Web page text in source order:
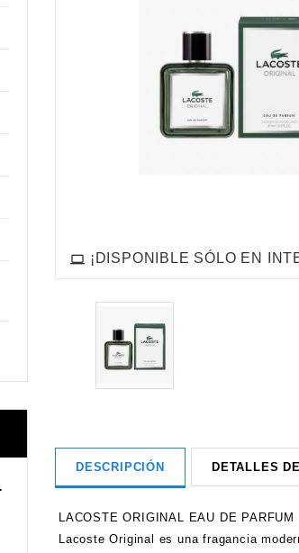
¡DISPONIBLE SÓLO EN
DESCRIPCIÓN DETALLES
LACOSTE ORIGINAL EAU DE PARFUM
Lacoste Original es una fragancia